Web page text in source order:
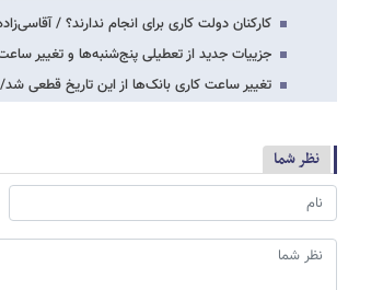
کارکنان دولت کاری برای انجام ندارند؟ /
جزییات جدید از تعطیلی پنج‌شنبه‌ها و تغییر
تغییر ساعت کاری بانک‌ها از این تاریخ قطعی
نظر شما